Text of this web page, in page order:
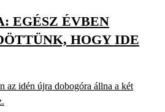
EGÉSZ ÉVBEN
HOGY IDE
az idén újra dobogóra állna a két